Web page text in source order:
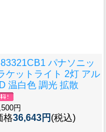
パナソニッ
ケットライト 2灯 アル
温白色 調光 拡散
円
格36,643円 (税込)